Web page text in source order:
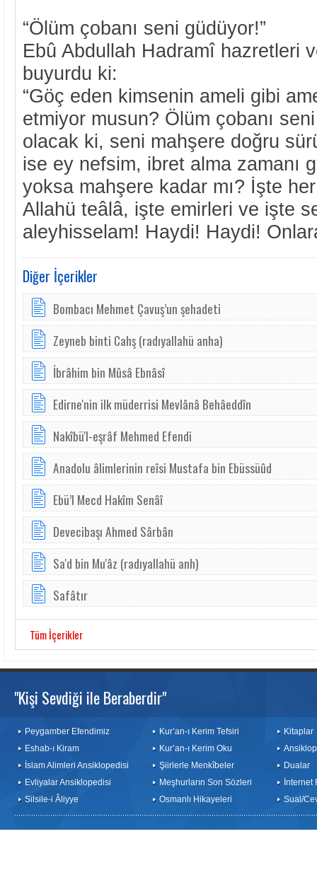
“Ölüm çobanı seni güdüyor!”
Ebû Abdullah Hadramî hazretleri
buyurdu ki:
“Göç eden kimsenin ameli gibi
etmiyor musun? Ölüm çobanı
olacak ki, seni mahşere doğru
ise ey nefsim, ibret alma zamanı
yoksa mahşere kadar mı? İşte
Allahü teâlâ, işte emirleri ve işte
aleyhisselam! Haydi! Haydi!
Diğer İçerikler
Bombacı Mehmet Çavuş’un şehadeti
Zeyneb binti Cahş (radıyallahü anha)
İbrâhim bin Mûsâ Ebnâsî
Edirne'nin ilk müderrisi Mevlânâ Behâeddîn
Nakîbü'l-eşrâf Mehmed Efendi
Anadolu âlimlerinin reîsi Mustafa bin Ebüssüûd
Ebü’l Mecd Hakîm Senâî
Devecibaşı Ahmed Sârbân
Sa'd bin Mu'âz (radıyallahü anh)
Safâtır
Tüm İçerikler
"Kişi Sevdiği ile Beraberdir"
Peygamber Efendimiz
Eshab-ı Kiram
İslam Alimleri Ansiklopedisi
Evliyalar Ansiklopedisi
Silsile-i Âliyye
Kur’an-ı Kerim Tefsiri
Kur’an-ı Kerim Oku
Şiirlerle Menkîbeler
Meşhurların Son Sözleri
Osmanlı Hikayeleri
Kitaplar
Dualar
İnternet
Sual/